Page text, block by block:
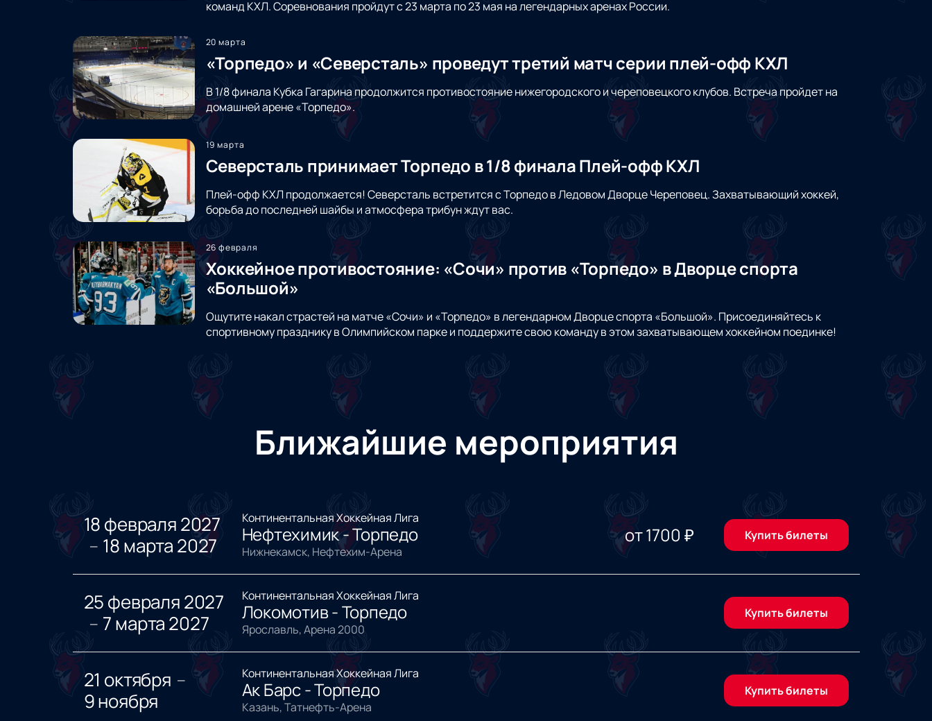
команд КХЛ. Соревнования пройдут с 23 марта по 23 мая на легендарных аренах России.
20 марта
«Торпедо» и «Северсталь» проведут третий матч серии плей-офф КХЛ
В 1/8 финала Кубка Гагарина продолжится противостояние нижегородского и череповецкого клубов. Встреча пройдет на
домашней арене «Торпедо».
19 марта
Северсталь принимает Торпедо в 1/8 финала Плей-офф КХЛ
Плей-офф КХЛ продолжается! Северсталь встретится с Торпедо в Ледовом Дворце Череповец. Захватывающий хоккей,
борьба до последней шайбы и атмосфера трибун ждут вас.
26 февраля
Хоккейное противостояние: «Сочи» против «Торпедо» в Дворце спорта
«Большой»
Ощутите накал страстей на матче «Сочи» и «Торпедо» в легендарном Дворце спорта «Большой». Присоединяйтесь к
спортивному празднику в Олимпийском парке и поддержите свою команду в этом захватывающем хоккейном поединке!
Ближайшие мероприятия
18 февраля 2027
— 18 марта 2027
Континентальная Хоккейная Лига
Нефтехимик - Торпедо
Нижнекамск, Нефтехим-Арена
от1700 ₽ Купить билеты
25 февраля 2027
— 7 марта 2027
Континентальная Хоккейная Лига
Локомотив - Торпедо
Ярославль, Арена 2000
Купить билеты
21 октября —
9 ноября
Континентальная Хоккейная Лига
Ак Барс - Торпедо
Казань, Татнефть-Арена
Купить билеты